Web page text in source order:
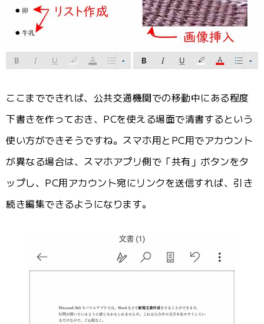
ここまでできれば、公共交通機関での移動中にある程度
下書きを作っておき、PCを使える場面で清書するという
使い方ができそうですね。スマホ用とPC用でアカウント
が異なる場合は、スマホアプリ側で「共有」ボタンをタ
ップし、PC用アカウント宛にリンクを送信すれば、引き
続き編集できるようになります。